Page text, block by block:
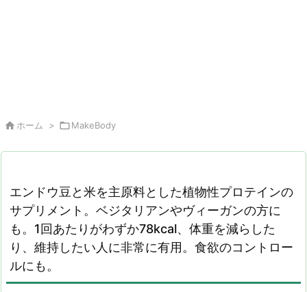
 ホーム > MakeBody
エンドウ豆と米を主原料とした植物性プロテインの
サプリメント。ベジタリアンやヴィーガンの方に
も。1回あたりがわずか78kcal、体重を減らした
り、維持したい人に非常に有用。食欲のコントロー
ルにも。